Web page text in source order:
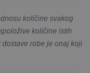
količine svakog
količine istih
robe je onaj koji